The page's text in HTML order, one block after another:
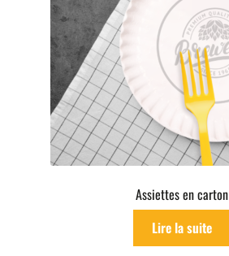
Assiettes en carton
Lire la suite